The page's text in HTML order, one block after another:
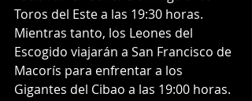
Toros del Este a las 19:30 horas.
Mientras tanto, los Leones del
Escogido viajarán a San Francisco de
Macorís para enfrentar a los
Gigantes del Cibao a las 19:00 horas.